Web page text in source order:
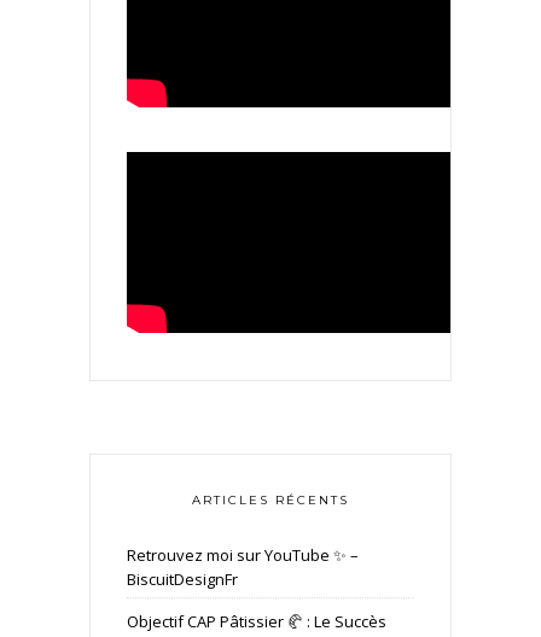
ARTICLES RÉCENTS
Retrouvez moi sur YouTube ✨ –
BiscuitDesignFr
Objectif CAP Pâtissier 🥐 : Le Succès